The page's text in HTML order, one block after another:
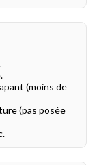
(moins de
(pas posée